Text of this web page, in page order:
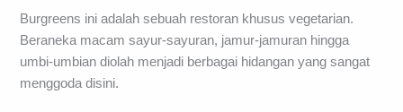
Burgreens ini adalah sebuah restoran khusus vegetarian.
Beraneka macam sayur-sayuran, jamur-jamuran hingga
umbi-umbian diolah menjadi berbagai hidangan yang sangat
menggoda disini.